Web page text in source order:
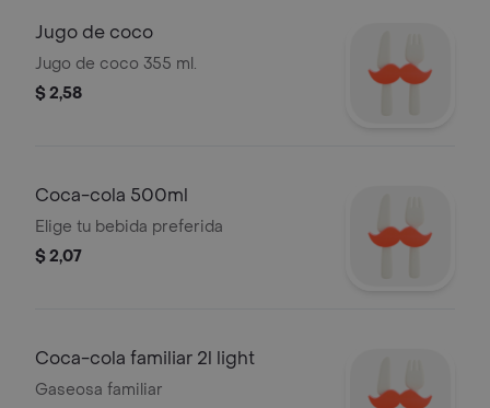
Jugo de coco
Jugo de coco 355 ml.
$ 2,58
Coca-cola 500ml
Elige tu bebida preferida
$ 2,07
Coca-cola familiar 2l light
Gaseosa familiar